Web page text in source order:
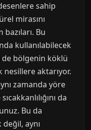
sahip
mirasını
Bu
kullanılabilecek
bölgenin köklü
nesillere aktarıyor.
zamanda yöre
da
Bu da
aynı